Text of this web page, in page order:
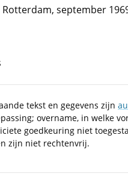
september
tekst en gegevens zijn
overname, in welke
goedkeuring niet
zijn niet rechtenvrij.